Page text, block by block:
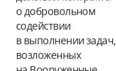
о добровольном
содействии
в выполнении задач,
возложенных